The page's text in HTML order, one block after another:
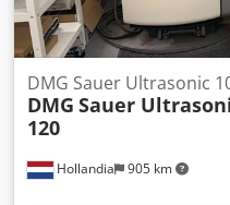
Hollandia 905 km
DMG Sauer Ultrasonic
DMG Sauer
120